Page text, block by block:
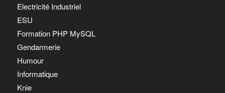
Electricité Industriel
ESU
Formation PHP MySQL
Gendarmerie
Humour
Informatique
Knie